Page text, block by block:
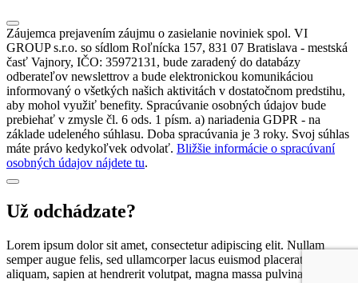
Záujemca prejavením záujmu o zasielanie noviniek spol. VI
GROUP s.r.o. so sídlom Roľnícka 157, 831 07 Bratislava - mestská
časť Vajnory, IČO: 35972131, bude zaradený do databázy
odberateľov newslettrov a bude elektronickou komunikáciou
informovaný o všetkých našich aktivitách v dostatočnom predstihu,
aby mohol využiť benefity. Spracúvanie osobných údajov bude
prebiehať v zmysle čl. 6 ods. 1 písm. a) nariadenia GDPR - na
základe udeleného súhlasu. Doba spracúvania je 3 roky. Svoj súhlas
máte právo kedykoľvek odvolať. Bližšie informácie o spracúvaní
osobných údajov nájdete tu.
Už odchádzate?
Lorem ipsum dolor sit amet, consectetur adipiscing elit. Nullam
semper augue felis, sed ullamcorper lacus euismod placerat. Nunc
aliquam, sapien at hendrerit volutpat, magna massa pulvinar mi,